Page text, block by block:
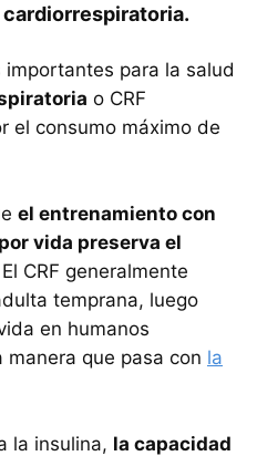
cardiorrespiratoria.
para la salud
o CRF
el consumo máximo de
el entrenamiento con
vida preserva el
El CRF generalmente
temprana, luego
en humanos
que pasa con la
la insulina, la capacidad